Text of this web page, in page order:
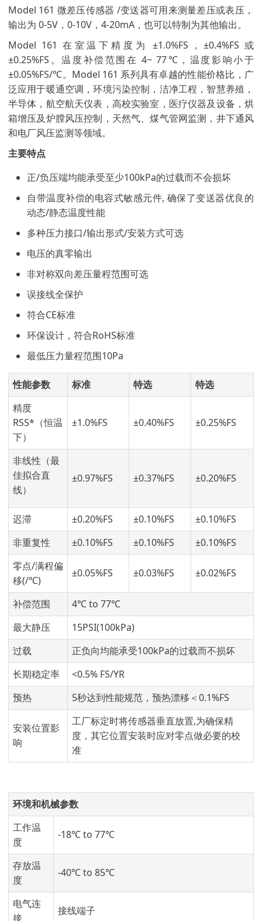
Model 161 微差压传感器 /变送器可用来测量差压或表压，
输出为 0-5V，0-10V，4-20mA，也可以特制为其他输出。
Model 161 在室温下精度为 ±1.0%FS，±0.4%FS 或
±0.25%FS。温度补偿范围在 4~ 77℃，温度影响小于
±0.05%FS/℃。Model 161 系列具有卓越的性能价格比，广
泛应用于暖通空调，环境污染控制，洁净工程，智慧养殖，
半导体，航空航天仪表，高校实验室，医疗仪器及设备，烘
箱增压及炉膛风压控制，天然气、煤气管网监测，井下通风
和电厂风压监测等领域。
主要特点
正/负压端均能承受至少100kPa的过载而不会损坏
自带温度补偿的电容式敏感元件, 确保了变送器优良的
动态/静态温度性能
多种压力接口/输出形式/安装方式可选
电压的真零输出
非对称双向差压量程范围可选
误接线全保护
符合CE标准
环保设计，符合RoHS标准
最低压力量程范围10Pa
性能参数 标准 特选
特选
精度
RSS*（恒温
下）
±1.0%FS ±0.40%FS ±0.25%FS
非线性（最
佳拟合直
线）
±0.97%FS ±0.37%FS ±0.20%FS
迟滞 ±0.20%FS ±0.10%FS
±0.10%FS
非重复性
±0.10%FS ±0.10%FS
±0.10%FS
零点/满程偏
移(/℃)
±0.05%FS ±0.03%FS ±0.02%FS
补偿范围
4℃ to 77℃
最大静压
15PSI(100kPa)
过载
正负向均能承受100kPa的过载而不损坏
长期稳定率
<0.5% FS/YR
预热
5秒达到性能规范，预热漂移＜0.1%FS
安装位置影
响
工厂标定时将传感器垂直放置,为确保精
度，其它位置安装时应对零点做必要的校
准
环境和机械参数
工作温
度
-18℃ to 77℃
存放温
度
-40℃ to 85℃
电气连
接
接线端子